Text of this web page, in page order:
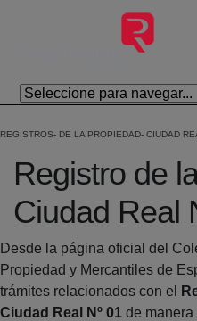
Eduki nagusira joan
REGISTROS DE LA PROPIEDAD CIUDAD
Registro de
Ciudad Real
Desde la página oficial del
Propiedad y Mercantiles de
trámites relacionados con el
Ciudad Real Nº 01 de manera